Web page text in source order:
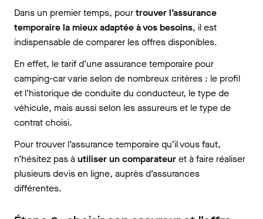
Dans un premier temps, pourtrouver l’assurance
temporaire la mieux adaptée à vos besoins, il est
indispensable de comparer les offres disponibles.
En effet, le tarif d’une assurance temporaire pour
camping-car varie selon de nombreux critères : le profil
et l’historique de conduite du conducteur, le type de
véhicule, mais aussi selon les assureurs et le type de
contrat choisi.
Pour trouver l’assurance temporaire qu’il vous faut,
n’hésitez pas àutiliser un comparateuret à faire réaliser
plusieurs devis en ligne, auprès d’assurances
différentes.